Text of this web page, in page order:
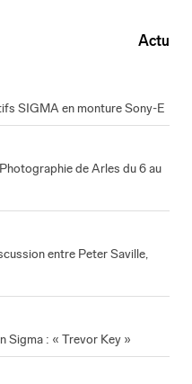
Actu
SIGMA en monture Sony-E
de Arles du 6 au
entre Peter Saville,
Sigma : « Trevor Key »